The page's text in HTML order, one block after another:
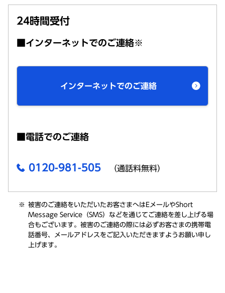
24時間受付
■インターネットでのご連絡※
インターネットでのご連絡
■電話でのご連絡
0120-981-505 （通話料無料）
被害のご連絡をいただいたお客さまへはEメールやShort
Message Service（SMS）などを通じてご連絡を差し上げる場
合もございます。被害のご連絡の際には必ずお客さまの携帯電
話番号、メールアドレスをご記入いただきますようお願い申し
上げます。